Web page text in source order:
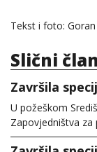
Tekst i foto:
Slični
Završila
U požeškom
Zapovjedništva